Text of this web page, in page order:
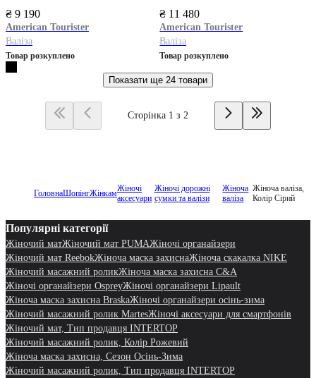
₴ 9 190
American Tourister
Валіза
Товар розкуплено
₴ 11 480
American Tourister
Валіза
Товар розкуплено
Показати ще 24 товари
Сторінка 1 з 2
ГоловнаШопінгЖінкамЖіночі
аксесуари
Жіночі дорожні
сумки та валізи
Жіноча
валіза
Жіноча валіза,
Колір Сірий
Популярні категорії
Жіночий матЖіночий мат PUMAЖіночі органайзери
Жіночий мат ReebokЖіноча маска захиснаЖіноча скакалка NIKE
Жіночий масажний роликЖіноча маска захисна C&A
Жіночі органайзери OspreyЖіночі органайзери Lipault
Жіноча маска захисна BraskaЖіночі органайзери осінь-зима
Жіночий масажний ролик MartesЖіночі аксесуари для смартфонів
Жіночий мат, Тип продавця INTERTOP
Жіночий масажний ролик, Колір Рожевий
Жіноча маска захисна, Сезон Осінь-Зима
Жіночий масажний ролик, Тип продавця INTERTOP